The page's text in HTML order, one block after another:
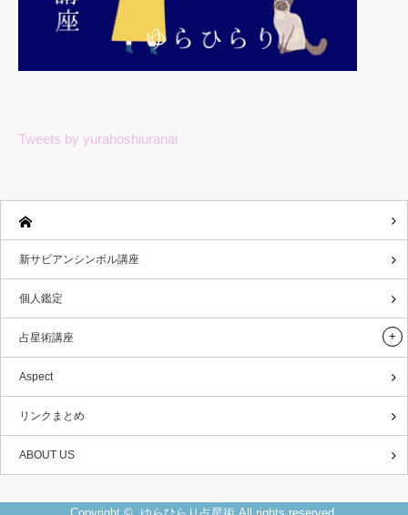
Tweets by yurahoshiuranai
新サビアンシンボル講座
個人鑑定
占星術講座
Aspect
リンクまとめ
ABOUT US